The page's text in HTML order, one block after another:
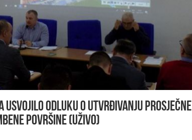
usvojilo Odluku o utvrđivanju prosječne
površine (UŽIVO)